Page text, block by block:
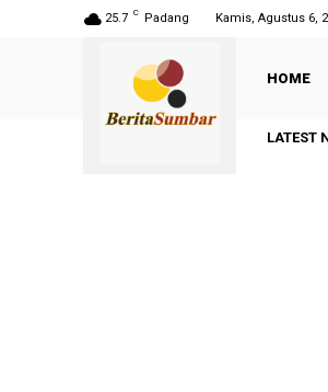
25.7 C Padang Kamis, Agustus 6,
HOME
LATEST